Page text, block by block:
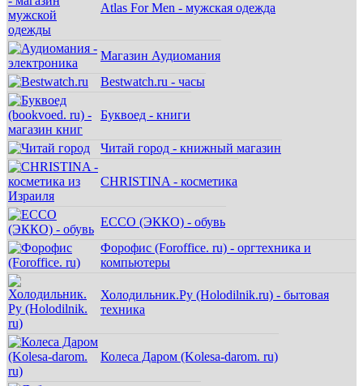
Atlas For Men - мужская одежда
Магазин Аудиомания
Bestwatch.ru - часы
Буквоед - книги
Читай город - книжный магазин
CHRISTINA - косметика
ECCO (ЭККО) - обувь
Форофис (Foroffice. ru) - оргтехника и
компьютеры
Холодильник.Ру (Holodilnik.ru) - бытовая
техника
Колеса Даром (Kolesa-darom. ru)